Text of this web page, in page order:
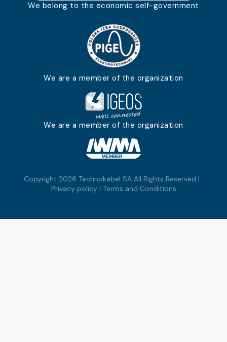
We belong to the economic self-government
We are a member of the organization
We are a member of the organization
Copyright 2026 Technokabel SA All Rights Reserved |
Privacy policy| Terms and Conditions